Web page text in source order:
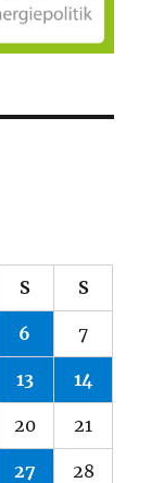
S S
6 7
13 14
20 21
27 28